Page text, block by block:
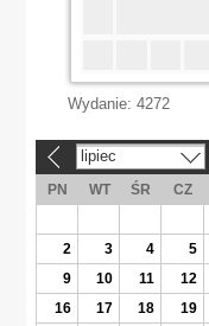
Wydanie: 4272
lipiec
PN WT ŚR CZ
2
3 4 5
9
10 11 12
16
17 18 19